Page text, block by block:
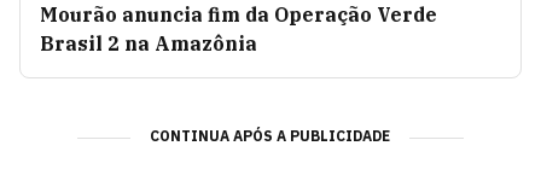
Mourão anuncia fim da Operação Verde
Brasil 2 na Amazônia
CONTINUA APÓS A PUBLICIDADE